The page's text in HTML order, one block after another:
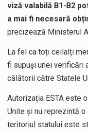
viză valabilă B1-B2
a mai fi necesară
precizează Ministerul
La fel ca toți ceilalți
fi supuși unei verificări
călătorii către Statele
Autorizația ESTA este
Unite și nu reprezintă
teritoriul statului este